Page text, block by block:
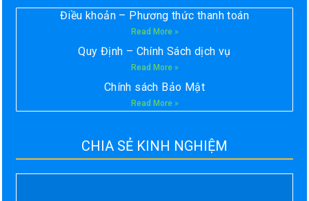
Điều khoản – Phương thức thanh toán
Read More »
Quy Định – Chính Sách dịch vụ
Read More »
Chính sách Bảo Mật
Read More »
CHIA SẺ KINH NGHIỆM